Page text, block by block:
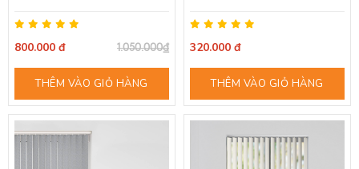
800.000 đ 1.050.000₫
THÊM VÀO GIỎ HÀNG
320.000 đ
THÊM VÀO GIỎ HÀNG